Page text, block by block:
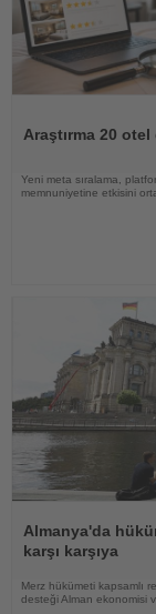
Araştırma 20
Yeni meta sıralama,
memnuniyetine etkisini
Oku
Almanya'da
karşı karşıya
Merz hükümeti kapsamlı
desteği Alman ekonomisi